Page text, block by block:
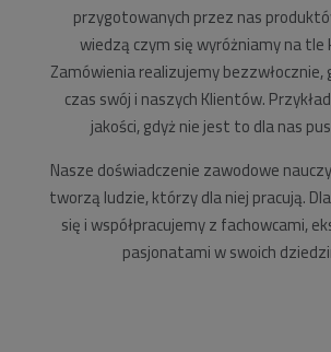
przygotowanych przez nas
wiedzą czym się wyróżniamy na tle
Zamówienia realizujemy
czas swój i naszych Klientów.
jakości, gdyż nie jest to dla nas
Nasze doświadczenie zawodowe
tworzą ludzie, którzy dla niej pracują.
się i współpracujemy z fachowcami,
pasjonatami w swoich